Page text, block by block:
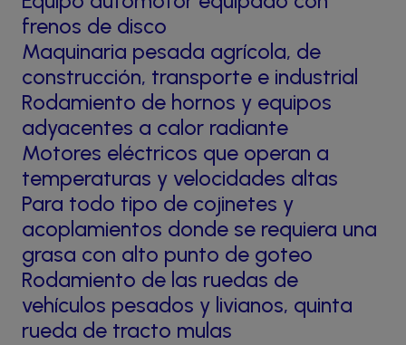
frenos de disco
Maquinaria pesada agrícola, de
construcción, transporte e industrial
Rodamiento de hornos y equipos
adyacentes a calor radiante
Motores eléctricos que operan a
temperaturas y velocidades altas
Para todo tipo de cojinetes y
acoplamientos donde se requiera una
grasa con alto punto de goteo
Rodamiento de las ruedas de
vehículos pesados y livianos, quinta
rueda de tracto mulas